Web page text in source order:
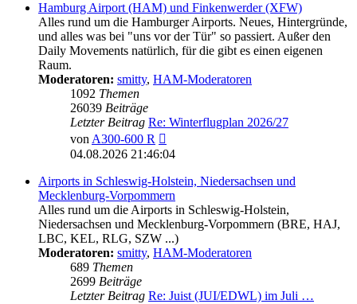
Hamburg Airport (HAM) und Finkenwerder (XFW)
Alles rund um die Hamburger Airports. Neues, Hintergründe,
und alles was bei "uns vor der Tür" so passiert. Außer den
Daily Movements natürlich, für die gibt es einen eigenen
Raum.
Moderatoren: smitty, HAM-Moderatoren
1092 Themen
26039 Beiträge
Letzter Beitrag Re: Winterflugplan 2026/27
vonA300-600 R
Beitrag
04.08.2026 21:46:04
Airports in Schleswig-Holstein, Niedersachsen und
Mecklenburg-Vorpommern
Alles rund um die Airports in Schleswig-Holstein,
Niedersachsen und Mecklenburg-Vorpommern (BRE, HAJ,
LBC, KEL, RLG, SZW ...)
Moderatoren: smitty, HAM-Moderatoren
689 Themen
2699 Beiträge
Letzter Beitrag Re: Juist (JUI/EDWL) im Juli …